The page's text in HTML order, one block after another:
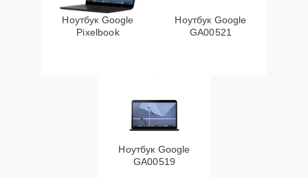
Ноутбук Google
Pixelbook
Ноутбук Google
GA00521
Ноутбук Google
GA00519